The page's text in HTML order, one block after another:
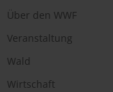
Über den WWF
Veranstaltung
Wald
Wirtschaft